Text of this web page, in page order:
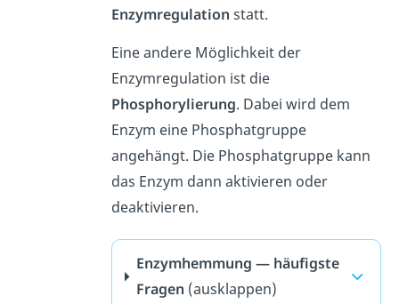
Enzymregulation statt.
Eine andere Möglichkeit der
Enzymregulation ist die
Phosphorylierung. Dabei wird dem
Enzym eine Phosphatgruppe
angehängt. Die Phosphatgruppe kann
das Enzym dann aktivieren oder
deaktivieren.
Enzymhemmung — häufigste
Fragen (ausklappen)